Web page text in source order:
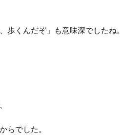
くんだぞ」も意味深でしたね。
らでした。